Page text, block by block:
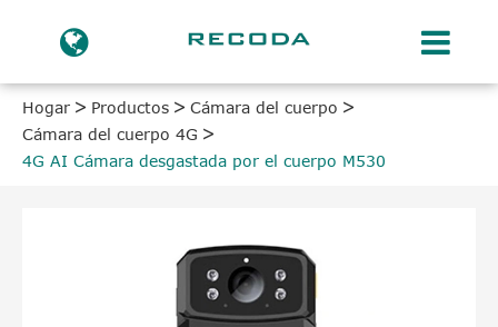
Hogar Productos
Cámara del cuerpo
Cámara del cuerpo 4G
4G AI Cámara desgastada por el cuerpo M530